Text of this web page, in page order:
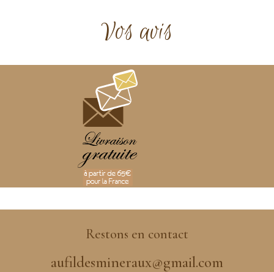
Vos avis
Restons en contact
aufildesmineraux@gmail.com